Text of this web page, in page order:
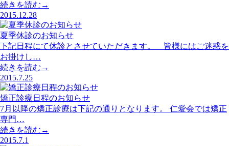
続きを読む→
2015.12.28
夏季休診のお知らせ
下記日程にて休診とさせていただきます。 皆様にはご迷惑を
お掛けし…
続きを読む→
2015.7.25
矯正診療日程のお知らせ
7月以降の矯正診療は下記の通りとなります。 仁愛会では矯正
専門…
続きを読む→
2015.7.1